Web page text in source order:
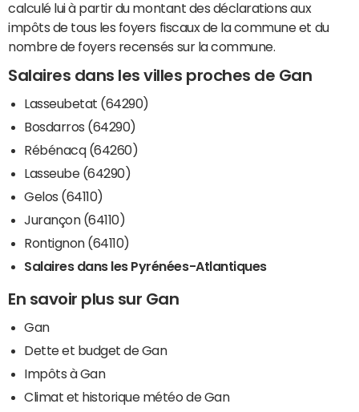
calculé lui à partir du montant des déclarations aux
impôts de tous les foyers fiscaux de la commune et du
nombre de foyers recensés sur la commune.
Salaires dans les villes proches de Gan
Lasseubetat (64290)
Bosdarros (64290)
Rébénacq (64260)
Lasseube (64290)
Gelos (64110)
Jurançon (64110)
Rontignon (64110)
Salaires dans les Pyrénées-Atlantiques
En savoir plus sur Gan
Gan
Dette et budget de Gan
Impôts à Gan
Climat et historique météo de Gan